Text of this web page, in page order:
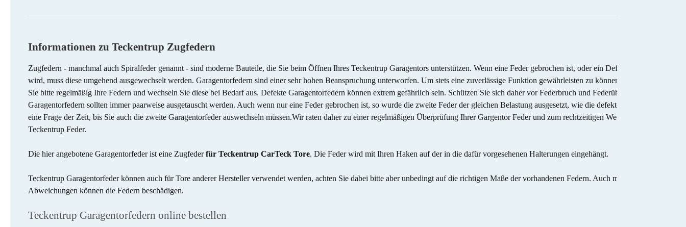
Informationen zu Teckentrup Zugfedern
Zugfedern - manchmal auch Spiralfeder genannt - sind moderne Bauteile, die Sie beim Öffnen Ihres Teckentrup Garagentors unterstützen. Wenn eine Feder gebrochen ist, oder ein Defekt festgestellt
wird, muss diese umgehend ausgewechselt werden. Garagentorfedern sind einer sehr hohen Beanspruchung unterworfen. Um stets eine zuverlässige Funktion gewährleisten zu können, kontrollieren
Sie bitte regelmäßig Ihre Federn und wechseln Sie diese bei Bedarf aus. Defekte Garagentorfedern können extrem gefährlich sein. Schützen Sie sich daher vor Federbruch und Federüberdehnung.
Garagentorfedern sollten immer paarweise ausgetauscht werden. Auch wenn nur eine Feder gebrochen ist, so wurde die zweite Feder der gleichen Belastung ausgesetzt, wie die defekte. Es ist also nur
eine Frage der Zeit, bis Sie auch die zweite Garagentorfeder auswechseln müssen.Wir raten daher zu einer regelmäßigen Überprüfung Ihrer Gargentor Feder und zum rechtzeitigen Wechsel der
Teckentrup Feder.
Die hier angebotene Garagentorfeder ist eine Zugfederfür Teckentrup CarTeck Tore. Die Feder wird mit Ihren Haken auf der in die dafür vorgesehenen Halterungen eingehängt.
Teckentrup Garagentorfeder können auch für Tore anderer Hersteller verwendet werden, achten Sie dabei bitte aber unbedingt auf die richtigen Maße der vorhandenen Federn. Auch minimale
Abweichungen können die Federn beschädigen.
Teckentrup Garagentorfedern online bestellen